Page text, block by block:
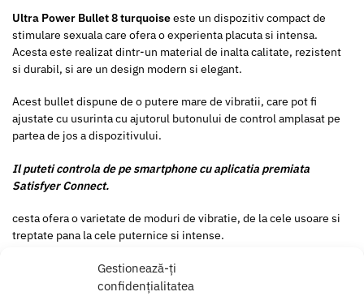
Gestionează-ți
confidențialitatea
Ultra Power Bullet 8 turquoiseeste un dispozitiv compact de
stimulare sexuala care ofera o experienta placuta si intensa.
Acesta este realizat dintr-un material de inalta calitate, rezistent
si durabil, si are un design modern si elegant.
Acest bullet dispune de o putere mare de vibratii, care pot fi
ajustate cu usurinta cu ajutorul butonului de control amplasat pe
partea de jos a dispozitivului.
Il puteti controla de pe smartphone cu aplicatia premiata
Satisfyer Connect.
cesta ofera o varietate de moduri de vibratie, de la cele usoare si
treptate pana la cele puternice si intense.
Ultra Power Bullet 8 turquoiseeste usor de utilizat, compact si
portabil, putand fi transportat cu usurinta in geanta sau buzunar.